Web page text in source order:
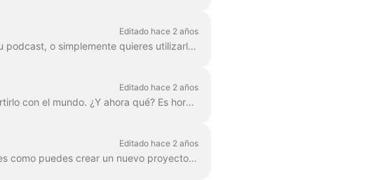
Editado hace 2 años
¿Necesitas guardar un archivo de audio mp3 separado de tu vídeo para tu podcast, o simplemente quieres utilizarlo como voz en off? ¡Es fácil con wave.video! Primero,...
Editado hace 2 años
Ya has terminado tu anuncio de marketing digital y estás listo para compartirlo con el mundo. ¿Y ahora qué? Es hora de publicarlo. En la ed. de Wave.video...
Editado hace 2 años
Por "proyecto" entendemos cualquier vídeo realizado en Wave.video. Así es como puedes crear un nuevo proyecto. Puedes seleccionar y personalizar una plantilla de vídeo en la pág...